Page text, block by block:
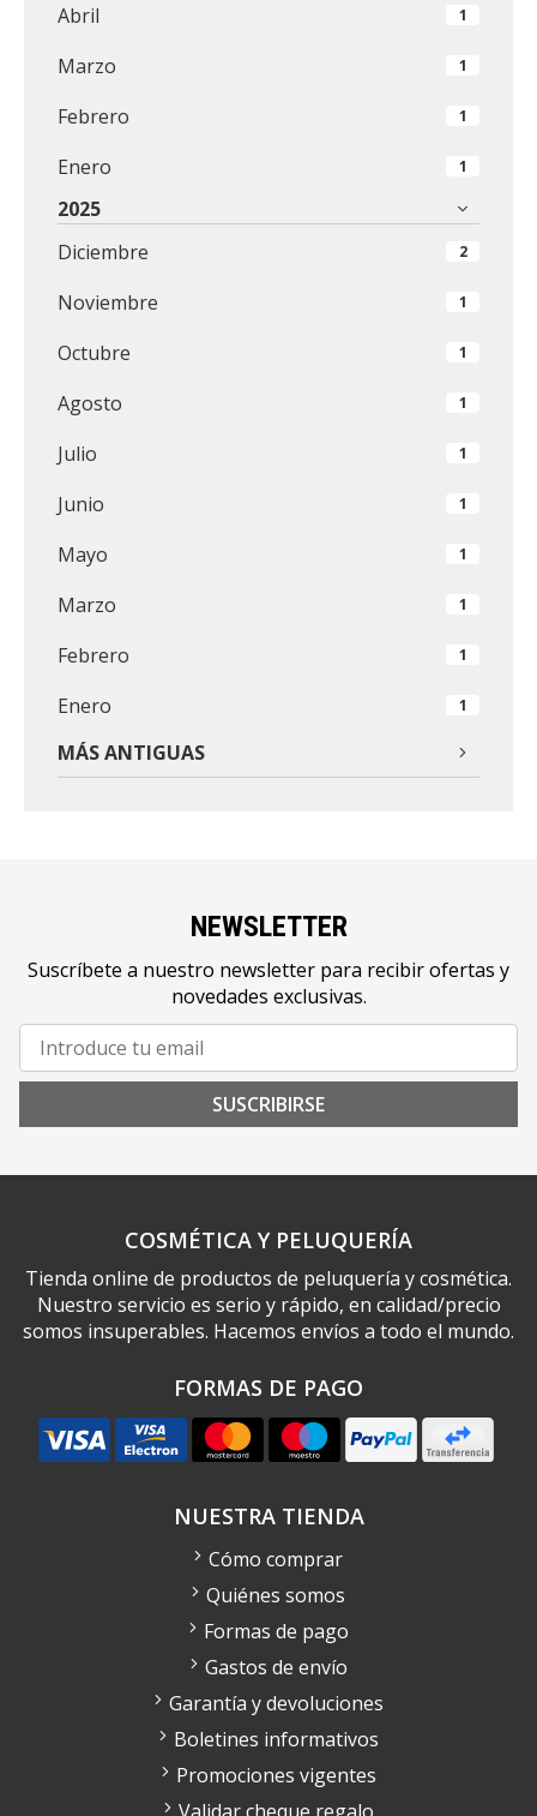
Abril
1
Marzo 1
Febrero 1
Enero 1
2025
Diciembre
2
Noviembre 1
Octubre 1
Agosto 1
Julio 1
Junio 1
Mayo 1
Marzo 1
Febrero 1
Enero 1
MÁS ANTIGUAS
NEWSLETTER
Suscríbete a nuestro newsletter para recibir ofertas y
novedades exclusivas.
SUSCRIBIRSE
COSMÉTICA Y PELUQUERÍA
Tienda online de productos de peluquería y cosmética.
Nuestro servicio es serio y rápido, en calidad/precio
somos insuperables. Hacemos envíos a todo el mundo.
FORMAS DE PAGO
NUESTRA TIENDA
Cómo comprar
Quiénes somos
Formas de pago
Gastos de envío
Garantía y devoluciones
Boletines informativos
Promociones vigentes